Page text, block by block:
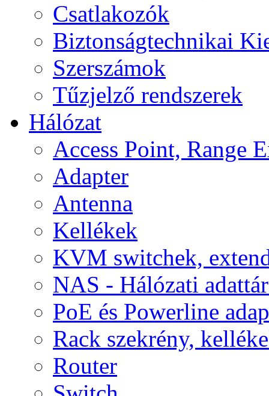
Csatlakozók
Biztonságtechnikai
Szerszámok
Tűzjelző rendszerek
Hálózat
Access Point, Range
Adapter
Antenna
Kellékek
KVM switchek,
NAS - Hálózati
PoE és Powerline
Rack szekrény,
Router